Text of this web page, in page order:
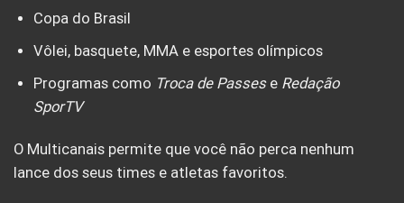
Copa do Brasil
Vôlei, basquete, MMA e esportes olímpicos
Programas como Troca de Passese Redação
SporTV
O Multicanais permite que você não perca nenhum
lance dos seus times e atletas favoritos.